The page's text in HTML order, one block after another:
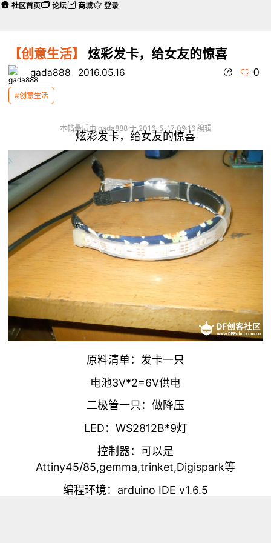
【创意生活】 炫彩发卡，给女友的惊喜
gada888 2016.05.16 0
#创意生活
本帖最后由 gada888 于 2016-5-17 09:16 编辑
炫彩发卡，给女友的惊喜
原料清单：发卡一只
电池3V*2=6V供电
二极管一只：做降压
LED：WS2812B*9灯
控制器：可以是
Attiny45/85,gemma,trinket,Digispark等
编程环境：arduino IDE v1.6.5
社区首页 论坛 商城 登录